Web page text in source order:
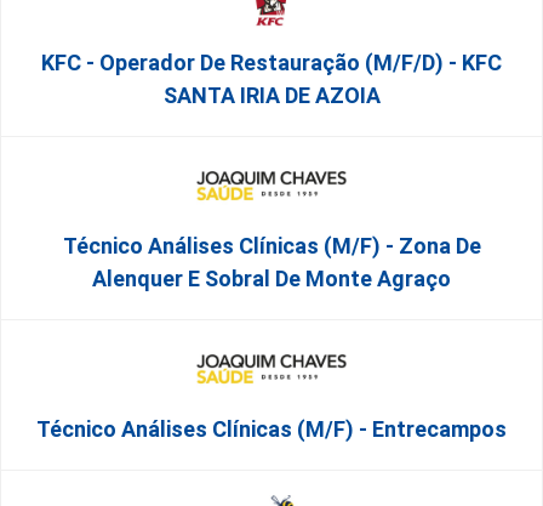
KFC - Operador De Restauração (m/f/d) - KFC
SANTA IRIA DE AZOIA
Técnico Análises Clínicas (M/F) - Zona De
Alenquer E Sobral De Monte Agraço
Técnico Análises Clínicas (M/F) - Entrecampos